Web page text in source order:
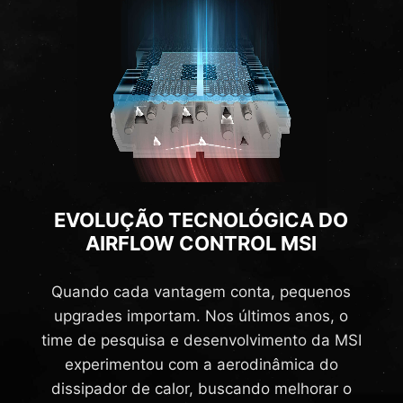
EVOLUÇÃO TECNOLÓGICA DO
AIRFLOW CONTROL MSI
Quando cada vantagem conta, pequenos
upgrades importam. Nos últimos anos, o
time de pesquisa e desenvolvimento da MSI
experimentou com a aerodinâmica do
dissipador de calor, buscando melhorar o